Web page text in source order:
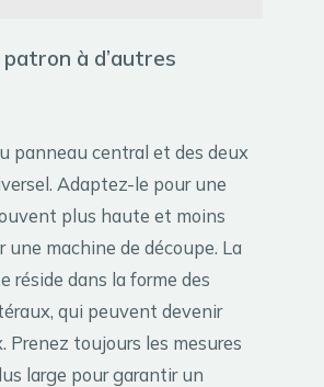
à d’autres
panneau central et des deux
Adaptez-le pour une
plus haute et moins
une machine de découpe. La
réside dans la forme des
qui peuvent devenir
Prenez toujours les mesures
large pour garantir un